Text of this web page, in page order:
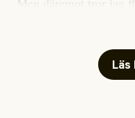
journalistik som
jaga inbördes
Läs